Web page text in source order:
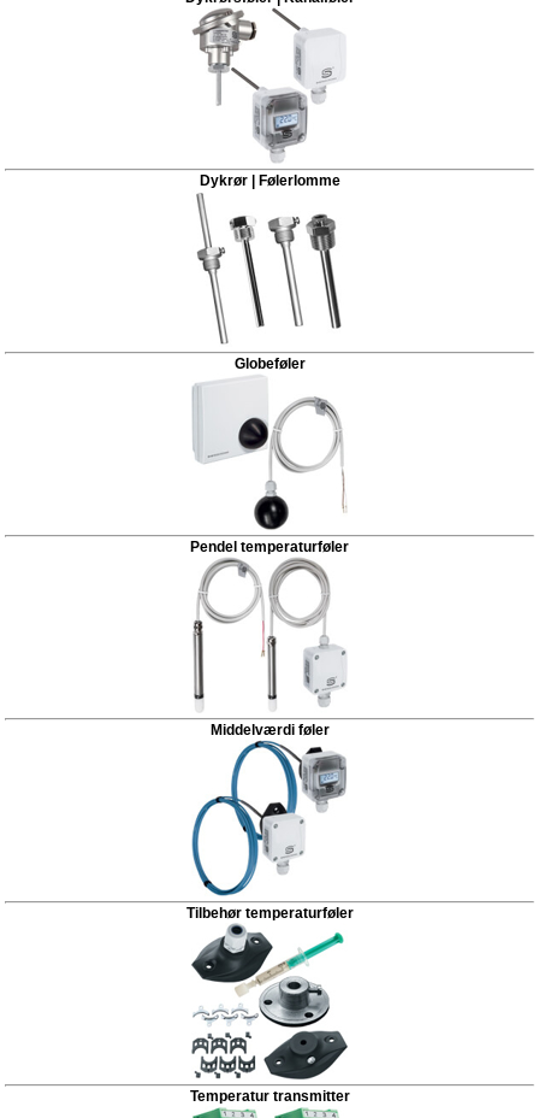
Dykrør | Følerlomme
Globeføler
Pendel temperaturføler
Middelværdi føler
Tilbehør temperaturføler
Temperatur transmitter